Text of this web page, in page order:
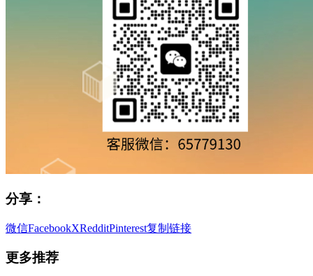
分享：
微信FacebookXRedditPinterest复制链接
更多推荐